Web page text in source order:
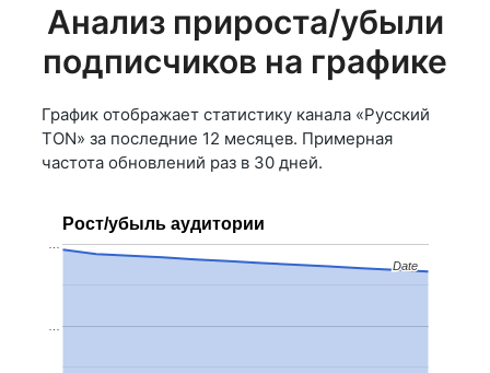
Анализ прироста/убыли
подписчиков на графике
График отображает статистику канала «Русский
TON» за последние 12 месяцев. Примерная
частота обновлений раз в 30 дней.
Рост/убыль аудитории
…
…
Date
Date